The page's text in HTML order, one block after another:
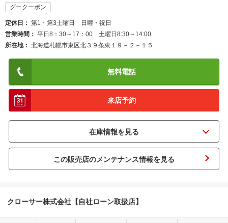
グークーポン
定休日
第1・第3土曜日 日曜・祝日
営業時間
平日8：30～17：00 土曜日8:30～14:00
所在地
北海道札幌市東区北３９条東１９－２－１５
無料電話
来店予約
この販売店のメンテナンス情報を見る
クローサー株式会社【自社ローン取扱店】